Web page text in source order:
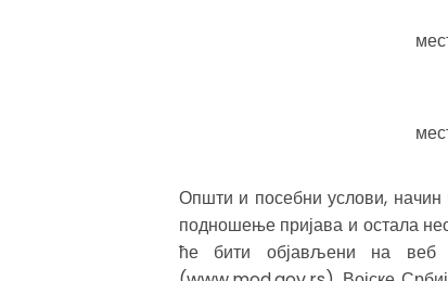
Општи и посебни услови, начин
подношење пријава и остала
ће бити објављени на веб